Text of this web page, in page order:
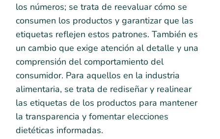
los números; se trata de reevaluar cómo se
consumen los productos y garantizar que las
etiquetas reflejen estos patrones. También es
un cambio que exige atención al detalle y una
comprensión del comportamiento del
consumidor. Para aquellos en la industria
alimentaria, se trata de rediseñar y realinear
las etiquetas de los productos para mantener
la transparencia y fomentar elecciones
dietéticas informadas.